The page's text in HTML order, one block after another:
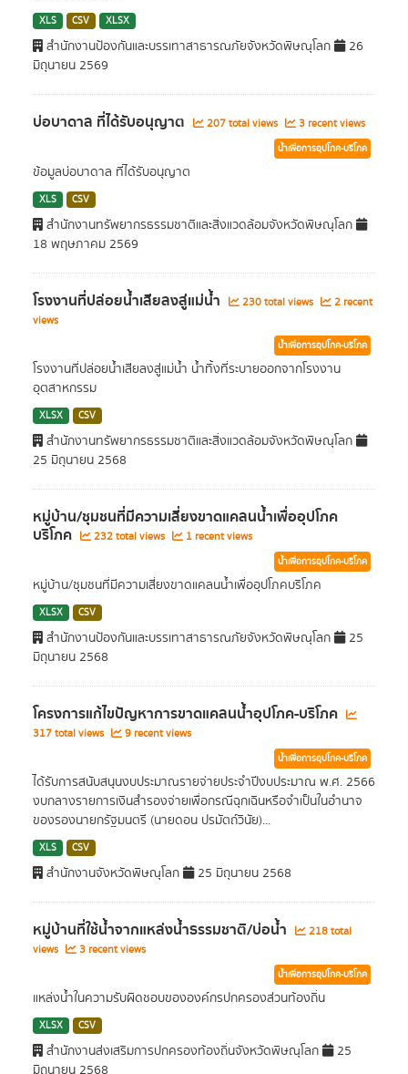
XLS CSV XLSX
สำนักงานป้องกันและบรรเทาสาธารณภัยจังหวัดพิษณุโลก
26
มิถุนายน 2569
บ่อบาดาล ที่ได้รับอนุญาต 207 total views 3 recent views
น้ำเพื่อการอุปโภค-บริโภค
ข้อมูลบ่อบาดาล ที่ได้รับอนุญาต
XLS CSV
สำนักงานทรัพยากรธรรมชาติและสิ่งแวดล้อมจังหวัดพิษณุโลก
18 พฤษภาคม 2569
โรงงานที่ปล่อยน้ำเสียลงสู่แม่น้ำ 230 total views
2 recent
views
น้ำเพื่อการอุปโภค-บริโภค
โรงงานที่ปล่อยน้ำเสียลงสู่แม่น้ำ น้ำทิ้งที่ระบายออกจากโรงงาน
อุตสาหกรรม
XLSX CSV
สำนักงานทรัพยากรธรรมชาติและสิ่งแวดล้อมจังหวัดพิษณุโลก
25 มิถุนายน 2568
หมู่บ้าน/ชุมชนที่มีความเสี่ยงขาดแคลนน้ำเพื่ออุปโภค
บริโภค 232 total views 1 recent views
น้ำเพื่อการอุปโภค-บริโภค
หมู่บ้าน/ชุมชนที่มีความเสี่ยงขาดแคลนน้ำเพื่ออุปโภคบริโภค
XLSX CSV
สำนักงานป้องกันและบรรเทาสาธารณภัยจังหวัดพิษณุโลก
25
มิถุนายน 2568
โครงการแก้ไขปัญหาการขาดแคลนน้ำอุปโภค-บริโภค
317 total views 9 recent views
น้ำเพื่อการอุปโภค-บริโภค
ได้รับการสนับสนุนงบประมาณรายจ่ายประจำปีงบประมาณ พ.ศ. 2566
งบกลางรายการเงินสำรองจ่ายเพื่อกรณีฉุกเฉินหรือจำเป็นในอำนาจ
ของรองนายกรัฐมนตรี (นายดอน ปรมัตถ์วินัย)...
XLS CSV
สำนักงานจังหวัดพิษณุโลก 25 มิถุนายน 2568
หมู่บ้านที่ใช้น้ำจากแหล่งน้ำธรรมชาติ/บ่อน้ำ
218 total
views
3 recent views
น้ำเพื่อการอุปโภค-บริโภค
แหล่งน้ำในความรับผิดชอบขององค์กรปกครองส่วนท้องถิ่น
XLSX CSV
สำนักงานส่งเสริมการปกครองท้องถิ่นจังหวัดพิษณุโลก
25
มิถุนายน 2568